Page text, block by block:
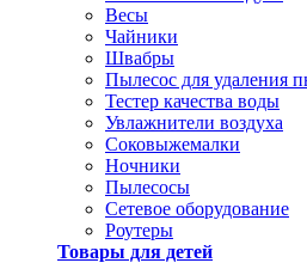
Весы
Чайники
Швабры
Пылесос для удаления
Тестер качества воды
Увлажнители воздуха
Соковыжемалки
Ночники
Пылесосы
Сетевое оборудование
Роутеры
Товары для детей